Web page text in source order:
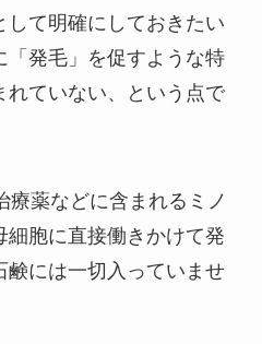
して明確にしておきたい
「発毛」を促すような特
れていない、という点で
療薬などに含まれるミノ
細胞に直接働きかけて発
鹸には一切入っていませ